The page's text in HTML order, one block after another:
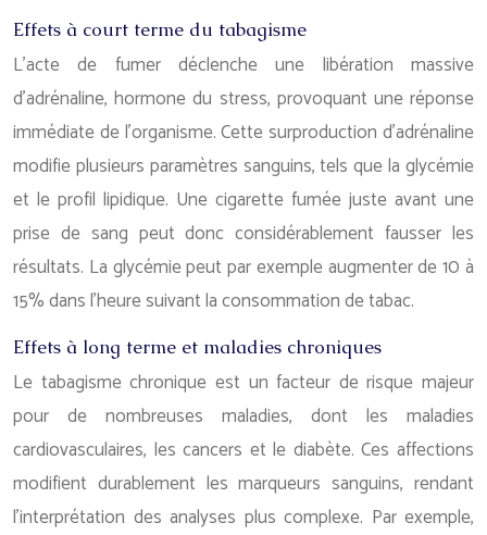
Effets à court terme du tabagisme
L’acte de fumer déclenche une libération massive
d’adrénaline, hormone du stress, provoquant une réponse
immédiate de l’organisme. Cette surproduction d’adrénaline
modifie plusieurs paramètres sanguins, tels que la glycémie
et le profil lipidique. Une cigarette fumée juste avant une
prise de sang peut donc considérablement fausser les
résultats. La glycémie peut par exemple augmenter de 10 à
15% dans l’heure suivant la consommation de tabac.
Effets à long terme et maladies chroniques
Le tabagisme chronique est un facteur de risque majeur
pour de nombreuses maladies, dont les maladies
cardiovasculaires, les cancers et le diabète. Ces affections
modifient durablement les marqueurs sanguins, rendant
l’interprétation des analyses plus complexe. Par exemple,